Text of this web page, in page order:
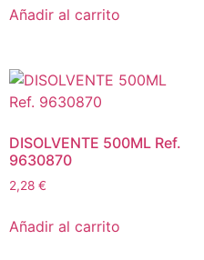
Añadir al carrito
DISOLVENTE 500ML Ref.
9630870
2,28 €
Añadir al carrito